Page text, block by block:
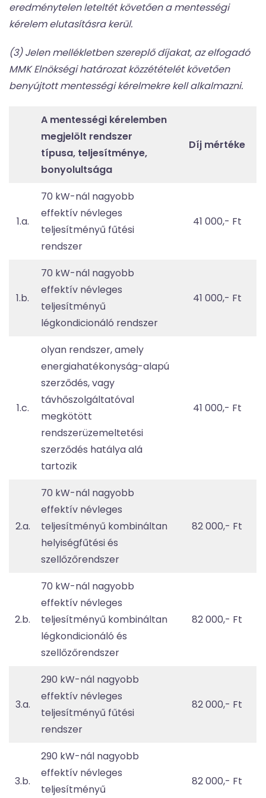
eredménytelen leteltét követően a mentességi
kérelem elutasításra kerül.
(3) Jelen mellékletben szereplő díjakat, az elfogadó
MMK Elnökségi határozat közzétételét követően
benyújtott mentességi kérelmekre kell alkalmazni.
A mentességi kérelemben
megjelölt rendszer
típusa, teljesítménye,
bonyolultsága
Díj mértéke
1.a.
70 kW-nál nagyobb
effektív névleges
teljesítményű fűtési
rendszer
41 000,- Ft
1.b.
70 kW-nál nagyobb
effektív névleges
teljesítményű
légkondicionáló rendszer
41 000,- Ft
1.c.
olyan rendszer, amely
energiahatékonyság-alapú
szerződés, vagy
távhőszolgáltatóval
megkötött
rendszerüzemeltetési
szerződés hatálya alá
tartozik
41 000,- Ft
2.a.
70 kW-nál nagyobb
effektív névleges
teljesítményű kombináltan
helyiségfűtési és
szellőzőrendszer
82 000,- Ft
2.b.
70 kW-nál nagyobb
effektív névleges
teljesítményű kombináltan
légkondicionáló és
szellőzőrendszer
82 000,- Ft
3.a.
290 kW-nál nagyobb
effektív névleges
teljesítményű fűtési
rendszer
82 000,- Ft
3.b.
290 kW-nál nagyobb
effektív névleges
teljesítményű
82 000,- Ft